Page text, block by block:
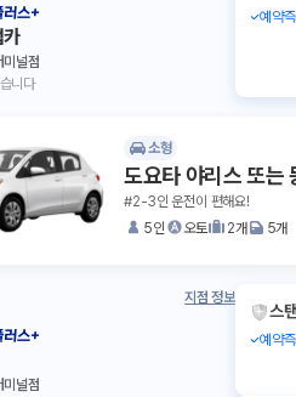
러스+
카
미널점
니다
예약
소형
도요타 야리스 또는
#2-3인 운전이 편해요!
5인
오토 2개 5개
지점 정보
러스+
미널점
스
예약